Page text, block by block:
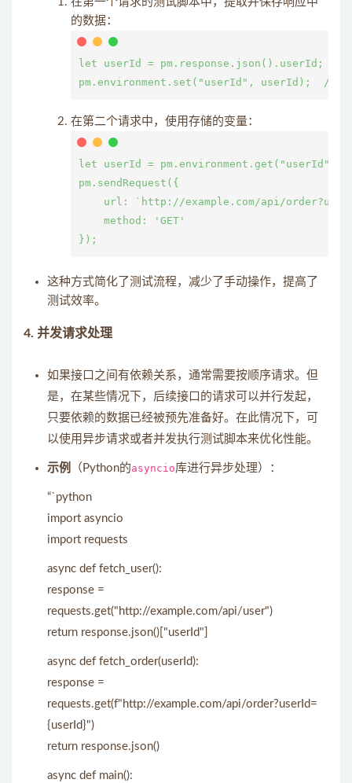
的数据：
let userId = pm.response.json().userId;
在第二个请求中，使用存储的变量：
let userId = pm.environment.get("userId");
pm.sendRequest({
url: `http://example.com/api/
    method: 'GET'
这种方式简化了测试流程，减少了手动操作，提高了
测试效率。
4. 并发请求处理
如果接口之间有依赖关系，通常需要按顺序请求。但
是，在某些情况下，后续接口的请求可以并行发起，
只要依赖的数据已经被预先准备好。在此情况下，可
以使用异步请求或者并发执行测试脚本来优化性能。
示例 （Python的asyncio库进行异步处理）：
“`python
import asyncio
import requests
async def fetch_user():
response =
requests.get("http://example.com/api/user")
return response.json()["userId"]
async def fetch_order(userId):
response =
requests.get(f"http://example.com/api/order?userId=
{userId}")
return response.json()
async def main():